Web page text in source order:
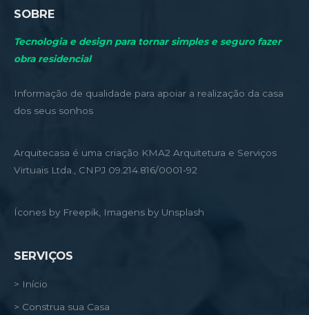
SOBRE
Tecnologia e design para tornar simples e seguro fazer
obra residencial
Informação de qualidade para apoiar a realização da casa
dos seus sonhos
Arquitecasa é uma criação KMA2 Arquitetura e Serviços
Virtuais Ltda., CNPJ 09.214.816/0001-92
Ícones by Freepik, Imagens by Unsplash
SERVIÇOS
> Início
> Construa sua Casa